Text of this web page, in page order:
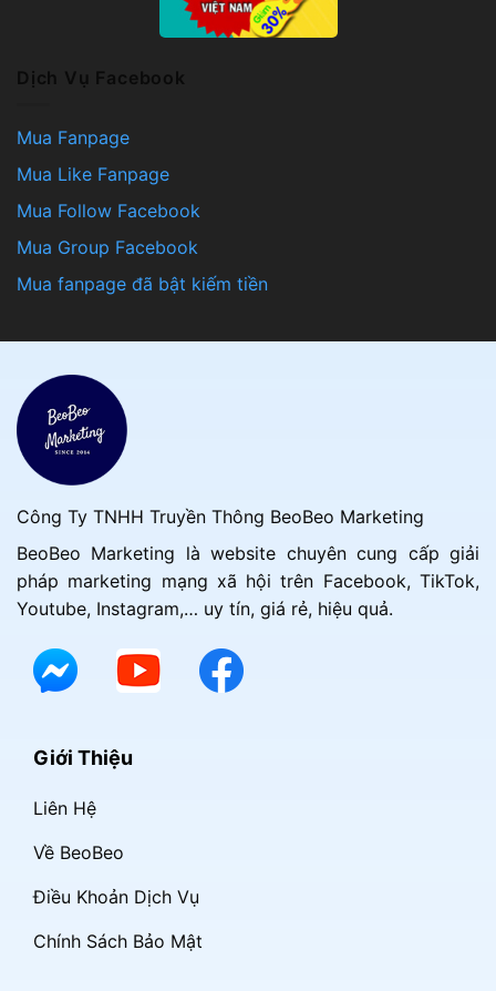
Dịch Vụ Facebook
Mua Fanpage
Mua Like Fanpage
Mua Follow Facebook
Mua Group Facebook
Mua fanpage đã bật kiếm tiền
Công Ty TNHH Truyền Thông BeoBeo Marketing
BeoBeo Marketing là website chuyên cung cấp giải
pháp marketing mạng xã hội trên Facebook, TikTok,
Youtube, Instagram,… uy tín, giá rẻ, hiệu quả.
Giới Thiệu
Liên Hệ
Về BeoBeo
Điều Khoản Dịch Vụ
Chính Sách Bảo Mật